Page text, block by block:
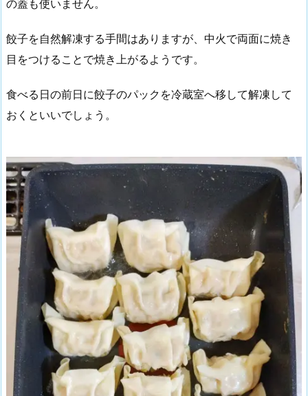
の蓋も使いません。
餃子を自然解凍する手間はありますが、中火で両面に焼き
目をつけることで焼き上がるようです。
食べる日の前日に餃子のパックを冷蔵室へ移して解凍して
おくといいでしょう。